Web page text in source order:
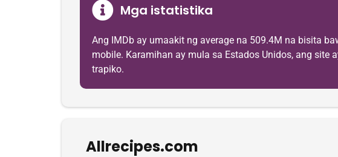
Mga istatistika
Ang IMDb ay umaakit ng average na 509.4M na bisita
mobile. Karamihan ay mula sa Estados Unidos, ang site
trapiko.
Allrecipes.com